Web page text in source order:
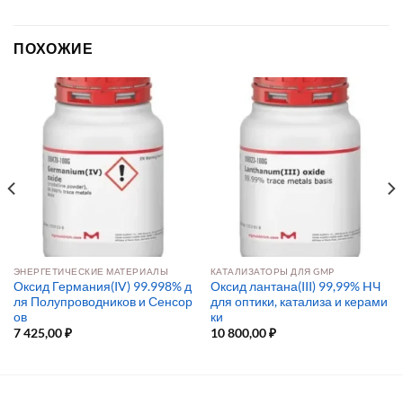
ПОХОЖИЕ
ЭНЕРГЕТИЧЕСКИЕ МАТЕРИАЛЫ
Оксид Германия(IV) 99.998% д
ля Полупроводников и Сенсор
ов
7 425,00₽
КАТАЛИЗАТОРЫ ДЛЯ GMP
Оксид лантана(III) 99,99% HЧ
для оптики, катализа и керами
ки
10 800,00₽